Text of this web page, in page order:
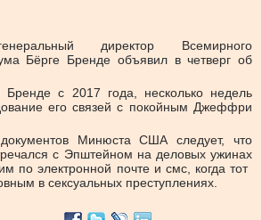
директор ‌Всемирного
Бёрге Бренде объявил ​в четверг ​об
‌с 2017 года, ‌несколько недель
​его ‌связей с покойным ​Джеффри
‌Минюста США следует, что
​с ‌Эпштейном на деловых ​ужинах
по электронной почте и смс, когда тот
в сексуальных ‌преступлениях.